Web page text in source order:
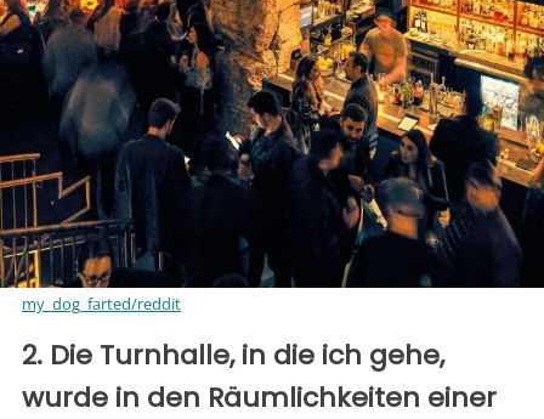
my_dog_farted/reddit
2. Die Turnhalle, in die ich gehe,
wurde in den Räumlichkeiten einer